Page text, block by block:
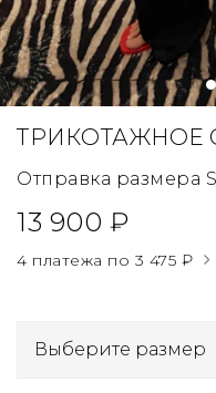
ТРИКОТАЖНОЕ
Отправка размера S
13 900 ₽
4 платежа по 3 475 ₽